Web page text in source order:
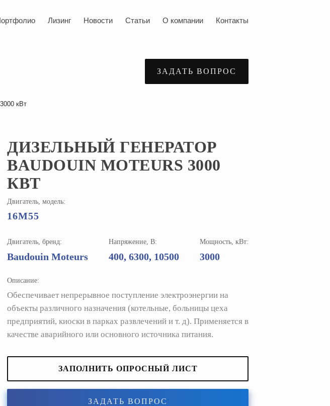
Лизинг Новости Статьи О компании Контакты
ЗАДАТЬ ВОПРОС
кВт
ДИЗЕЛЬНЫЙ ГЕНЕРАТОР
BAUDOUIN MOTEURS 3000
КВТ
Двигатель, модель:
16M55
Двигатель, бренд:
Baudouin Moteurs
Напряжение, В:
400, 6300, 10500
Мощность, кВт:
3000
Описание:
Обеспечивает непрерывное поступление электроэнергии на
объекты различного назначения (котельные, больницы цеха
предприятий, киоски в парках развлечений и т. д). Применяется в
качестве аварийного или основного источника питания.
ЗАПОЛНИТЬ ОПРОСНЫЙ ЛИСТ
ЗАДАТЬ ВОПРОС